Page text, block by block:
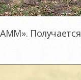
Получается